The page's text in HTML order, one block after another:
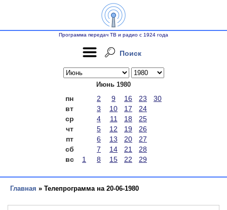
Программа передач ТВ и радио с 1924 года
Поиск
Июнь 1980
пн 2 9 16 23
30
вт
3 10 17
24
ср
4 11 18
25
чт
5 12 19
26
пт
6 13 20
27
сб
7 14 21
28
вс
1 8 15 22 29
Главная » Телепрограмма на 20-06-1980